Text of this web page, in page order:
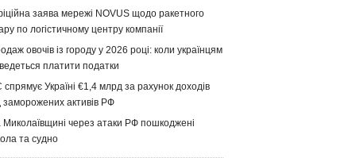
заява мережі NOVUS щодо ракетного
по логістичному центру компанії
овочів із городу у 2026 році: коли українцям
платити податки
Україні €1,4 млрд за рахунок доходів
заморожених активів РФ
через атаки РФ пошкоджені
та судно